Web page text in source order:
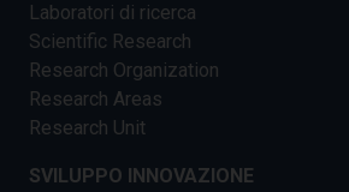
Laboratori di ricerca
Scientific Research
Research Organization
Research Areas
Research Unit
SVILUPPO INNOVAZIONE